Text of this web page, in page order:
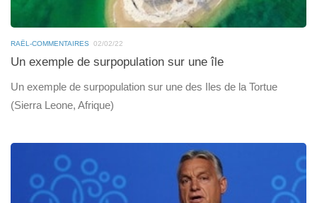
RAËL-COMMENTAIRES 02/02/22
Un exemple de surpopulation sur une île
Un exemple de surpopulation sur une des Iles de la Tortue
(Sierra Leone, Afrique)